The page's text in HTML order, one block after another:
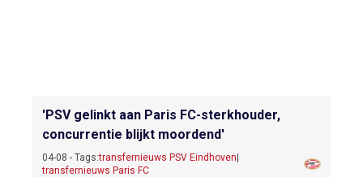
'PSV gelinkt aan Paris FC-sterkhouder,
concurrentie blijkt moordend'
04-08 - Tags:transfernieuws PSV Eindhoven
transfernieuws Paris FC